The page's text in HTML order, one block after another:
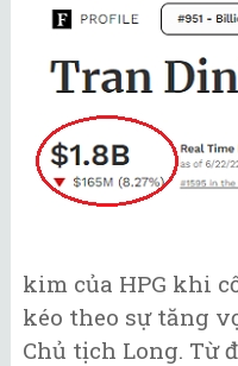
kim của HPG khi
kéo theo sự tăng
Chủ tịch Long. Từ